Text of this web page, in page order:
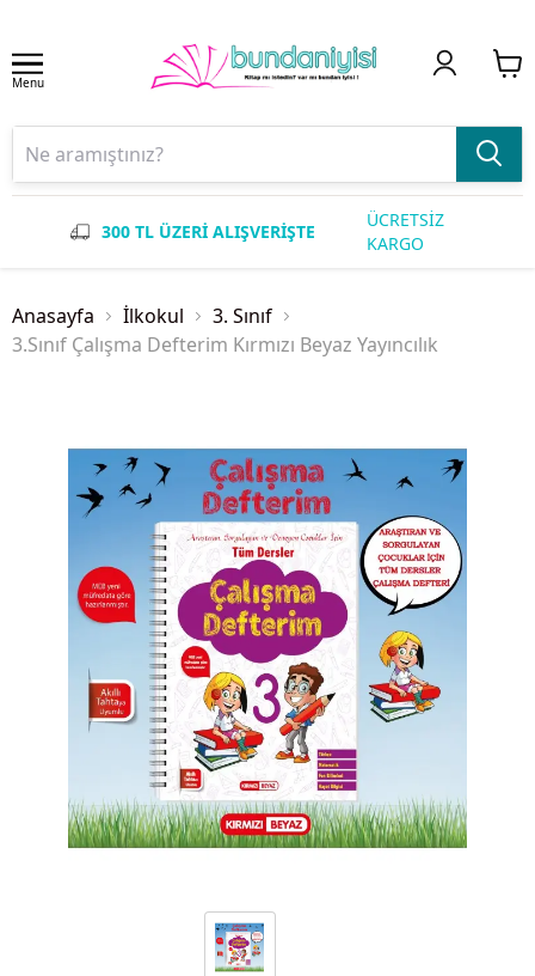
Menu
300 TL ÜZERİ ALIŞVERİŞTE
ÜCRETSİZ
KARGO
Anasayfa İlkokul
3. Sınıf
3.Sınıf Çalışma Defterim Kırmızı Beyaz Yayıncılık